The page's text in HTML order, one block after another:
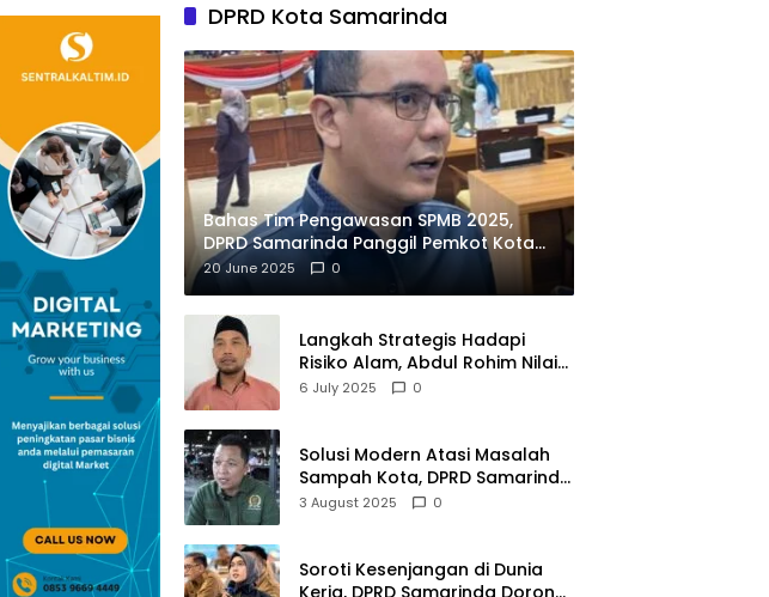
DPRD Kota Samarinda
Bahas Tim Pengawasan SPMB 2025,
DPRD Samarinda Panggil Pemkot Kota
Tepian
20 June 2025 0
Langkah Strategis Hadapi
Risiko Alam, Abdul Rohim Nilai
Samarinda Siap Jadi Pusat
6 July 2025 0
Solusi Modern Atasi Masalah
Sampah Kota, DPRD Samarinda
Dukung Penuh Proyek PLTSA
3 August 2025 0
Soroti Kesenjangan di Dunia